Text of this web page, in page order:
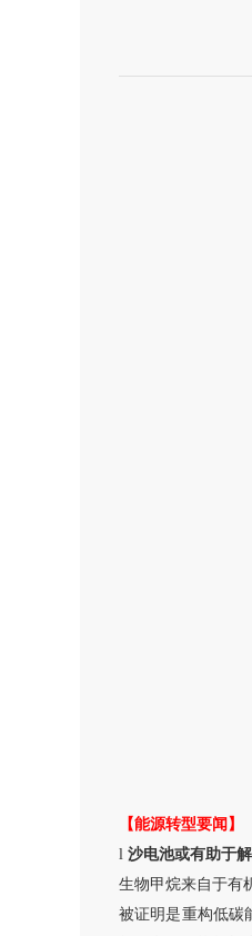
【能源转型要闻】
l 沙电池或有助于
生物甲烷来自于有
被证明是重构低碳